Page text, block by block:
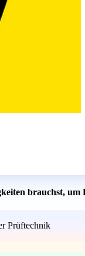
brauchst,
Prüftechnik